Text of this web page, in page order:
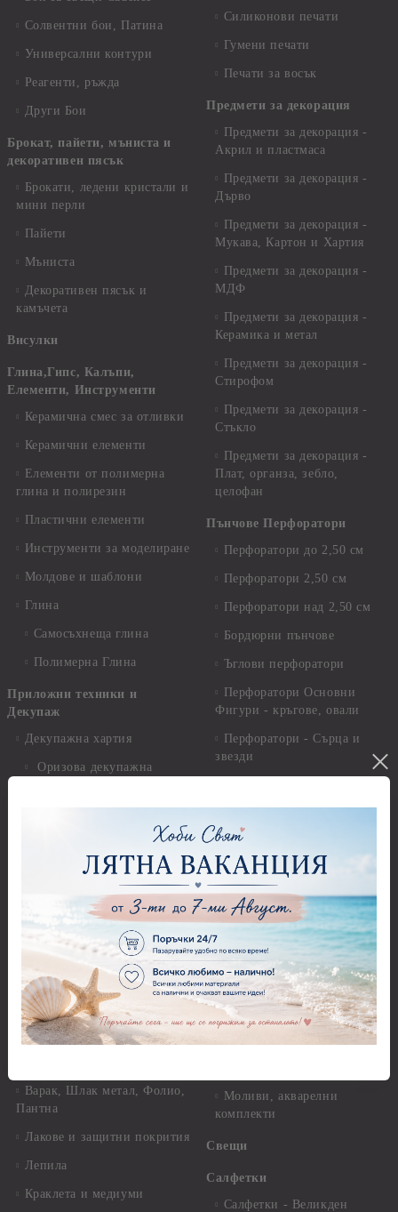
Солвентни бои, Патина
Универсални контури
Реагенти, ръжда
Други Бои
Брокат, пайети, мъниста и
декоративен пясък
Брокати, ледени кристали и
мини перли
Пайети
Мъниста
Декоративен пясък и
камъчета
Висулки
Глина,Гипс, Калъпи,
Елементи, Инструменти
Керамична смес за отливки
Керамични елементи
Елементи от полимерна
глина и полирезин
Пластични елементи
Инструменти за моделиране
Молдове и шаблони
Глина
Самосъхнеща глина
Полимерна Глина
Приложни техники и
Декупаж
Декупажна хартия
Оризова декупажна
Оризова декупажна хартия
Фина оризова декупажна
хартия Stamperia - 21 х
Декупажна хартия - Други
Антични пасти
Вакс пасти
Грунд, Основи, Релефни
Варак, Шлак метал, Фолио,
Пантна
Лакове и защитни покрития
Лепила
Краклета и медиуми
Силиконови печати
Гумени печати
Печати за восък
Предмети за декорация
Предмети за декорация -
Акрил и пластмаса
Предмети за декорация -
Дърво
Предмети за декорация -
Мукава, Картон и Хартия
Предмети за декорация -
МДФ
Предмети за декорация -
Керамика и метал
Предмети за декорация -
Стирофом
Предмети за декорация -
Стъкло
Предмети за декорация -
Плат, органза, зебло,
целофан
Пънчове Перфоратори
Перфоратори до 2,50 см
Перфоратори 2,50 см
Перфоратори над 2,50 см
Бордюрни пънчове
Ъглови перфоратори
Перфоратори Основни
Фигури - кръгове, овали
Перфоратори - Сърца и
звезди
Перфоратори - Детски
Перфоратори - Животни
Перфоратори - Коледни и
Зимни
Рисуване
Грунд и почистващи
разтвори
Платна за рисуване
Моливи, акварелни
комплекти
Свещи
Салфетки
Салфетки - Великден